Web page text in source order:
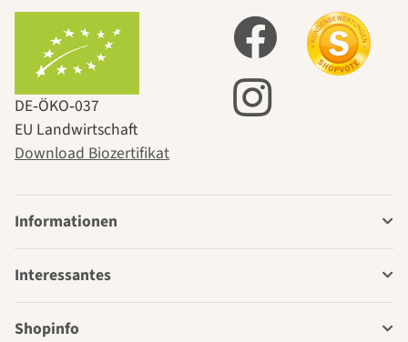
DE‑ÖKO‑037
EU Landwirtschaft
Download Biozertifikat
Informationen
Interessantes
Shopinfo